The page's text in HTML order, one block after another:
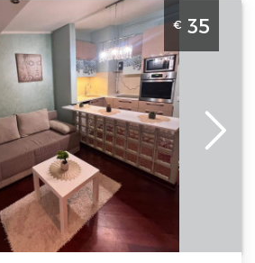
Mila 1 Beograd Zvezdara. Smesten
Gosti: 4
Kvadratura :35
m2
Struktura :
Dvosoban
€ 35